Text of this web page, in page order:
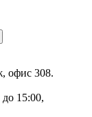
офис 308.
15:00,